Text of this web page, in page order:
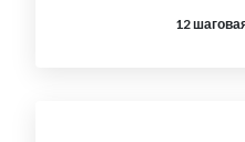
12